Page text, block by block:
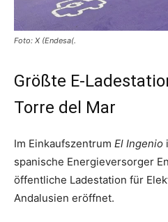
Foto: X (Endesa(.
Größte E-
Torre del Mar
Im Einkaufszentrum El Ingenio
spanische Energieversorger
öffentliche Ladestation für
Andalusien eröffnet.